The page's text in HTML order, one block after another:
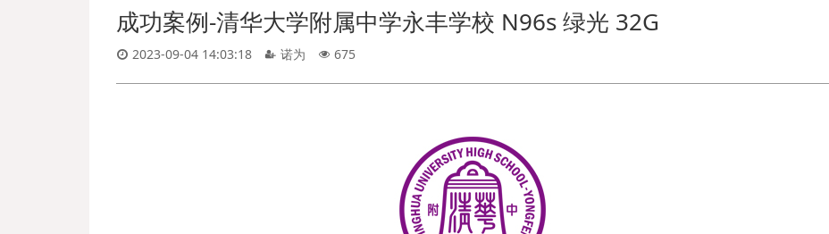
成功案例-清华大学附属中学永丰学校 N96s 绿光 32G
2023-09-04 14:03:18 诺为 675